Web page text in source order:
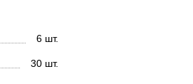
6 шт.
30 шт.